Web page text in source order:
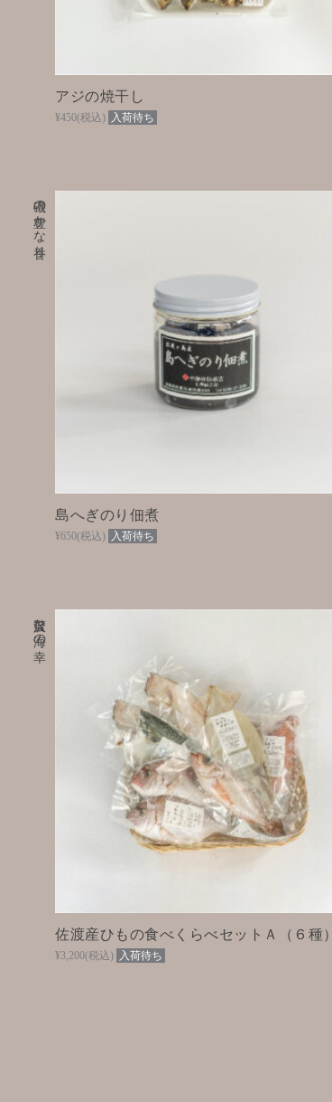
アジの焼干し
¥450(税込) 入荷待ち
島へぎのり佃煮
磯の豊かな香り
¥650(税込) 入荷待ち
佐渡産ひもの食べくらべセットＡ（６種）
贅沢な海の幸
¥3,200(税込) 入荷待ち